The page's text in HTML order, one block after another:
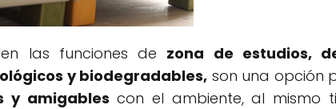
las funciones de zona de estudios,
y biodegradables, son una opción
y amigables con el ambiente, al mismo